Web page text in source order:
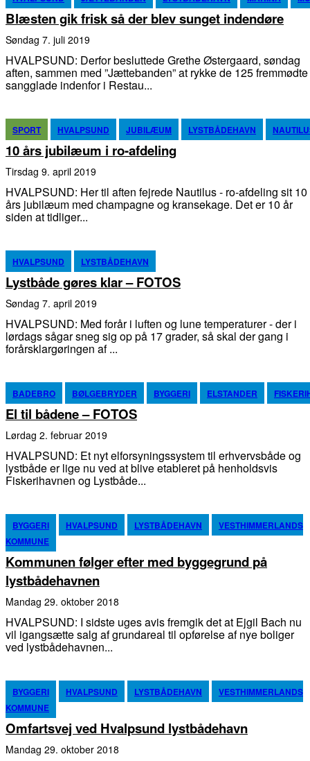
Blæsten gik frisk så der blev sunget indendøre
søndag 7. juli 2019
HVALPSUND: Derfor besluttede Grethe Østergaard, søndag
aften, sammen med ”Jættebanden” at rykke de 125 fremmødte
sangglade indenfor i Restau...
SPORT HVALPSUND JUBILÆUM LYSTBÅDEHAVN
10 års jubilæum i ro-afdeling
tirsdag 9. april 2019
HVALPSUND: Her til aften fejrede Nautilus - ro-afdeling sit 10
års jubilæum med champagne og kransekage. Det er 10 år
siden at tidliger...
HVALPSUND LYSTBÅDEHAVN
Lystbåde gøres klar – FOTOS
søndag 7. april 2019
HVALPSUND: Med forår i luften og lune temperaturer - der i
lørdags sågar sneg sig op på 17 grader, så skal der gang i
forårsklargøringen af ...
BADEBRO BØLGEBRYDER BYGGERI ELSTANDER
El til bådene – FOTOS
lørdag 2. februar 2019
HVALPSUND: Et nyt elforsyningssystem til erhvervsbåde og
lystbåde er lige nu ved at blive etableret på henholdsvis
Fiskerihavnen og Lystbåde...
BYGGERI HVALPSUND LYSTBÅDEHAVN
VESTHIMMERLANDS
KOMMUNE
Kommunen følger efter med byggegrund på
lystbådehavnen
mandag 29. oktober 2018
HVALPSUND: I sidste uges avis fremgik det at Ejgil Bach nu
vil igangsætte salg af grundareal til opførelse af nye boliger
ved lystbådehavnen...
BYGGERI HVALPSUND LYSTBÅDEHAVN
VESTHIMMERLANDS
KOMMUNE
Omfartsvej ved Hvalpsund lystbådehavn
mandag 29. oktober 2018